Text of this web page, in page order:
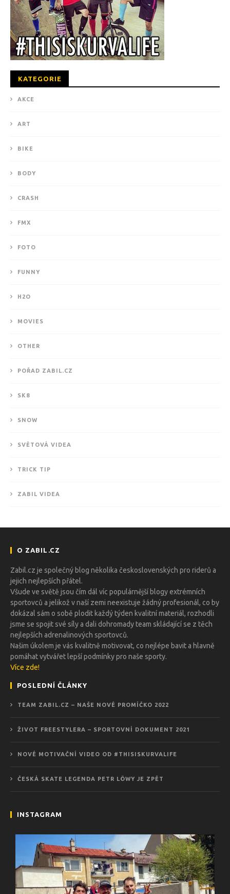
KATEGORIE
AKCE
ART
BIKE
BODY
CRASH
FMX
FOTO
FUNNY
H2O
MOVIES
OTHER
POŘAD ZABIL.CZ
SK8
SNOW
SVĚTOVÁ VIDEA
TRICK TIP
ZABIL VIDEA
O ZABIL.CZ
Zabil.cz je společný blog několika československých pro riderů a
jejich nejlepších přátel.
Všude ve světě jsou čím dál víc populárnější blogy extrémních
sportovců a jelikož v naší zemi neexistuje žádný profesionál, co by
dokázal sám o sobě plodit každý týden kvalitní materiál, rozhodli
jsme se spojit své síly a dali dohromady team skládající se z těch
nejlepších adrenalinových sportovců.
Našim úkolem je vás kvalitně motivovat, co nejlépe bavit a hlavně
pomáhat vytvářet lepší podmínky pro naše sporty.
Více zde!
POSLEDNÍ ČLÁNKY
TEAM ZABIL.CZ – NAŠE NOVÉ PROMÍČKO 2022
ŽIVOT FREESTYLERA – SPORTOVNÍ DOKUMENT 2021
NOVÉ MOTIVAČNÍ VIDEO OD #THISISKURVALIFE
ČESKÁ SKATE LEGENDA PETR LÖWY JE ZPĚT
INSTAGRAM